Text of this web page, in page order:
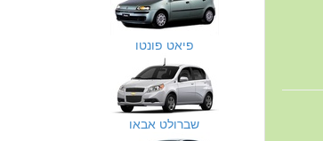
פיאט פונטו
שברולט אבאו